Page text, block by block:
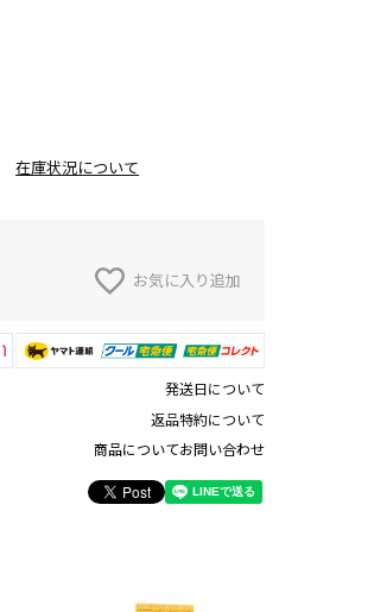
在庫状況について
お気に入り追加
発送日について
返品特約について
商品についてお問い合わせ